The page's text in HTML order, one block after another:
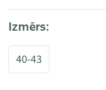
Izmērs:
40-43